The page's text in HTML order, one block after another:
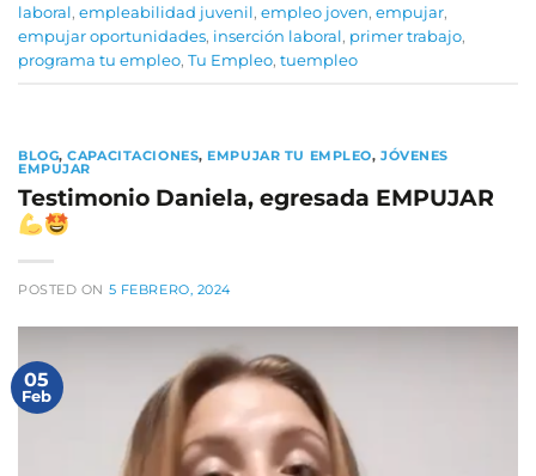
laboral , empleabilidad juvenil , empleo joven, empujar,
empujar oportunidades, inserción laboral , primer trabajo,
programa tu empleo, Tu Empleo, tuempleo
BLOG,CAPACITACIONES, EMPUJAR TU EMPLEO, JÓVENES
EMPUJAR
Testimonio Daniela, egresada EMPUJAR
POSTED ON 5 FEBRERO, 2024
05
Feb